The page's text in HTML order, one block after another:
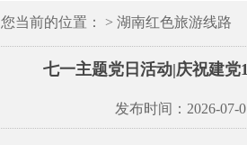
您当前的位置： > 湖南红色旅游线路
七一主题党日活动|庆祝建党
发布时间：2026-07-